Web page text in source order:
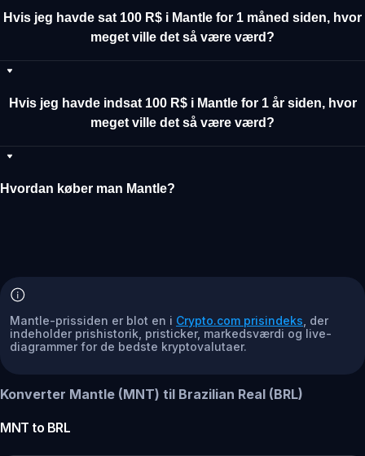
Hvis jeg havde sat 100 R$ i Mantle for 1 måned siden, hvor
meget ville det så være værd?
Hvis jeg havde indsat 100 R$ i Mantle for 1 år siden, hvor
meget ville det så være værd?
Hvordan køber man Mantle?
Mantle-prissiden er blot en i Crypto.com prisindeks , der
indeholder prishistorik, pristicker, markedsværdi og live-
diagrammer for de bedste kryptovalutaer.
Konverter Mantle (MNT) til Brazilian Real (BRL)
MNT to BRL